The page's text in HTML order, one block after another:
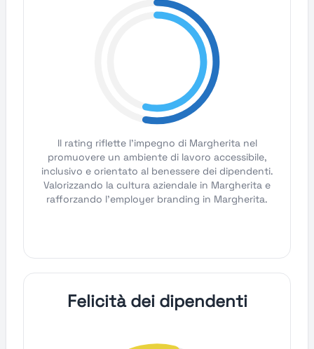
Il rating riflette l'impegno di Margherita nel
promuovere un ambiente di lavoro accessibile,
inclusivo e orientato al benessere dei dipendenti.
Valorizzando la cultura aziendale in Margherita e
rafforzando l'employer branding in Margherita.
Felicità dei dipendenti